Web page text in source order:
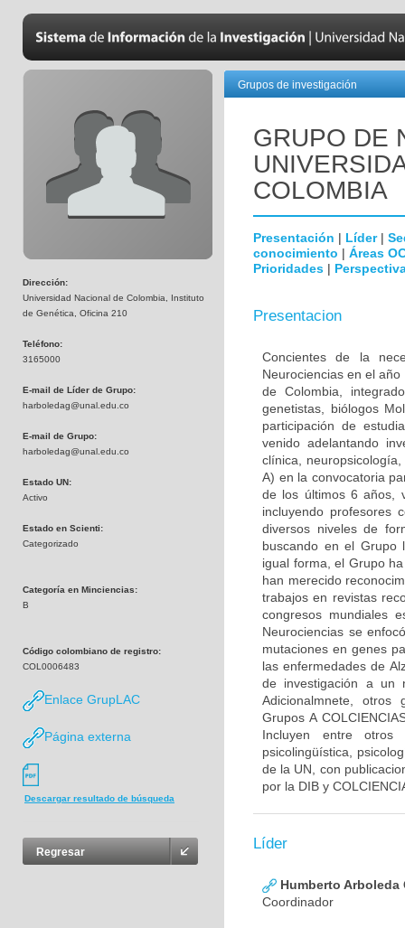
Dirección:
Universidad Nacional de Colombia, Instituto
de Genética, Oficina 210
Teléfono:
3165000
E-mail de Líder de Grupo:
harboledag@unal.edu.co
E-mail de Grupo:
harboledag@unal.edu.co
Estado UN:
Activo
Estado en Scienti:
Categorizado
Categoría en Minciencias:
B
Código colombiano de registro:
COL0006483
Enlace GrupLAC
Página externa
Descargar resultado de búsqueda
Regresar
Grupos de investigación
GRUPO DE
COLOMBIA
Presentación | Líder|
conocimiento | Áreas
Prioridades |
Presentacion
Concientes de la
Neurociencias en el
de Colombia,
genetistas, biólogos
participación de
venido adelantando
clínica,
A) en la convocatoria
de los últimos 6 años,
incluyendo profesores
diversos niveles de
buscando en el Grupo
igual forma, el Grupo
han merecido
trabajos en revistas
congresos mundiales
Neurociencias se
mutaciones en genes
las enfermedades de
de investigación a un
Adicionalmnete, otros
Grupos A
Incluyen entre otros
psicolingüística,
de la UN, con
por la DIB y
Líder
Humberto Arboleda
Coordinador